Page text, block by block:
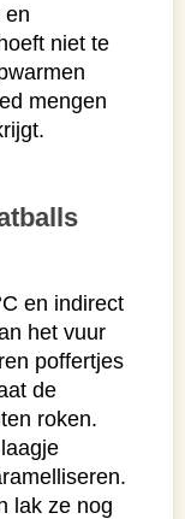
en
niet te
mengen
en indirect
het vuur
poffertjes
de
roken.
lak ze nog